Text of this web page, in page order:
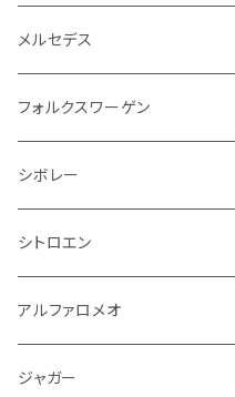
キャデラック
アストンマーティン
シボレー
フォード
アルファロメオ
ミニ
シトロエン
アルファロメオ
ランドローバー
フィアット
クライスラー
アストンマーティン
クライスラー
シトロエン
フィアット
ヒュンダイ
ジャガー
ジープ
センターコンソール
ステアリングホイール
ステアリング
パワーステアリング系
エンジン
エンジンVベルト
オイルフィルター
ラジエーター
クーラント
ミッション
ドライブシャフト
ロイヤルエンフィールド
キムコ
SYM
収納用品
インテリア系
灰皿・ゴミ箱
その他
アクセルブレーキペダル
オイルクーラー
ケーブル系
吸気系
ラジエーター
ミラー
フェンダー
ギアシフト系
サイドミラー
トランクマット
タンドラ
スポイラー
ワイパー系
バンパー
外装系
バイク ブレーキクラッチレバー
バイク 収納
エンジン系
エンジンカバー
足回り系
サスペンション
インパネ周り
その他
トランクマット
足回り
サスペンション
ライト系
ヘッドライト
トランクマット
運転席周り
アームレスト
サスペンション
足回り系
フェンダー
シートカバー
オーディオ系
サイドミラー
ハンドル系
その他
リアバンパー
トランクマット
フロアマット
プラグ系
イグニッションコイル
ブレーキ系
アンチロックブレーキ
運転席周り
アームレスト
冷却系
クーラント
フェンダー
メルセデス
フロアマット
リアバンパー
その他
フォルクスワーゲン
フロアマット
プラグ系
イグニッションコイル
ブレーキ系
アンチロックブレーキ
冷却系
シボレー
フロアマット
その他
運転席周り
シトロエン
フロアマット
その他
アルファロメオ
フロアマット
ジャガー